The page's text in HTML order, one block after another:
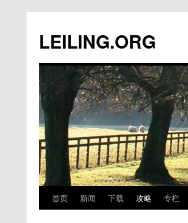
文
LEILING.ORG
首页 新闻 下载 攻略 专栏